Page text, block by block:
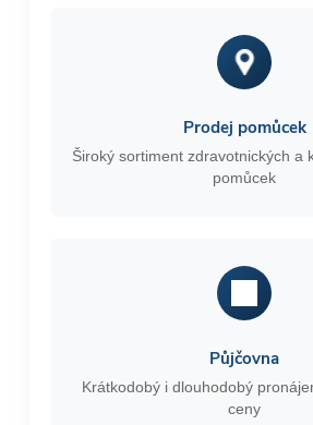
Prodej pomůcek
Široký sortiment zdravotnických a
pomůcek
Půjčovna
Krátkodobý i dlouhodobý
ceny